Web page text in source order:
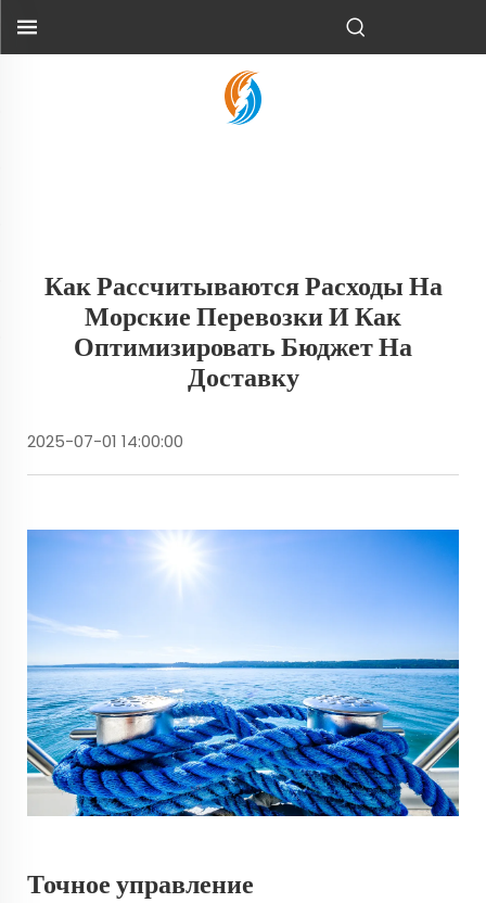
Как Рассчитываются Расходы На
Морские Перевозки И Как
Оптимизировать Бюджет На
Доставку
2025-07-01 14:00:00
Точное управление